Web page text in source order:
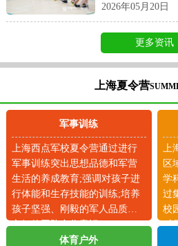
2026年05月20日
更多资讯
上海夏令营
军事训练
上海西点军校夏令营通过进行
军事训练突出思想品德和军营
生活的养成教育;强调对孩子进
行体能和生存技能的训练;培养
孩子坚强、刚毅的军人品质和
良好的团队合作意识。
区
学
过
校
对
体育户外